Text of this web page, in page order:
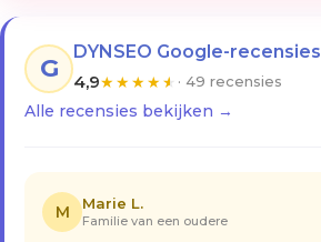
G
DYNSEO Google-recensies
4,9★★★★★ · 49 recensies
Alle recensies bekijken →
M Marie L.
Familie van een oudere